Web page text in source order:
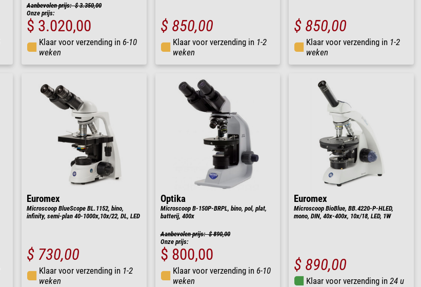
Aanbevolen prijs: $ 3.350,00
Onze prijs:
$ 3.020,00
Klaar voor verzending in 6-10
weken
$ 850,00
Klaar voor verzending in 1-2
weken
$ 850,00
Klaar voor verzending in 1-2
weken
Euromex
Microscoop BlueScope BL.1152, bino,
infinity, semi-plan 40-1000x,10x/22, DL, LED
$ 730,00
Klaar voor verzending in 1-2
weken
Optika
Microscoop B-150P-BRPL, bino, pol, plat,
batterij, 400x
Aanbevolen prijs: $ 890,00
Onze prijs:
$ 800,00
Klaar voor verzending in 6-10
weken
Euromex
Microscoop BioBlue, BB.4220-P-HLED,
mono, DIN, 40x-400x, 10x/18, LED, 1W
$ 890,00
Klaar voor verzending in 24 u